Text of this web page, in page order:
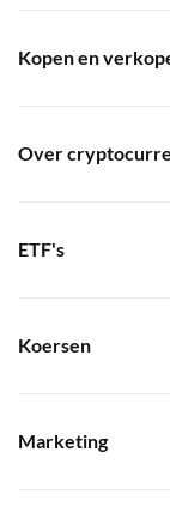
Kopen en
Over
ETF's
Koersen
Marketing